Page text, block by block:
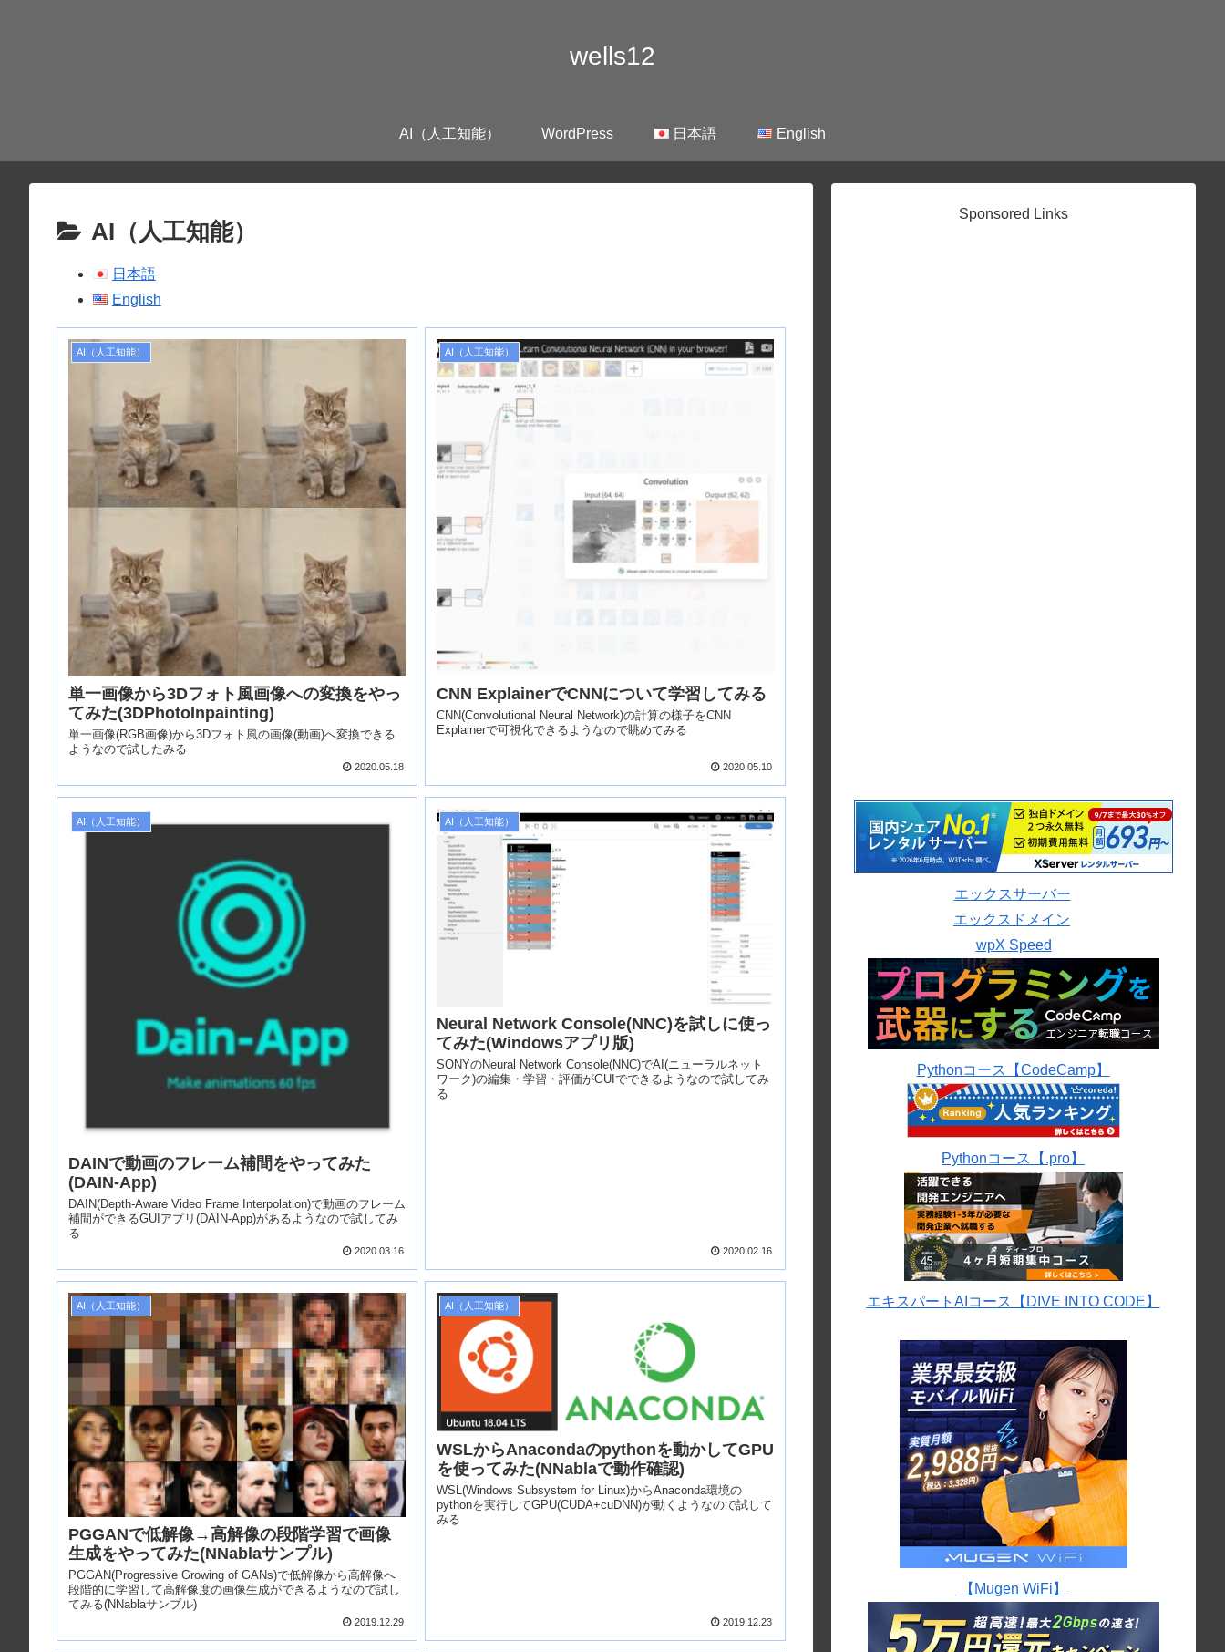
wells12
AI（人工知能） WordPress 日本語 English
AI（人工知能）
日本語
English
AI（人工知能）
単一画像から3Dフォト風画像への変換をやっ
てみた(3DPhotoInpainting)
単一画像(RGB画像)から3Dフォト風の画像(動画)へ変換できる
ようなので試したみる
2020.05.18
AI（人工知能）
CNN ExplainerでCNNについて学習してみる
CNN(Convolutional Neural Network)の計算の様子をCNN
Explainerで可視化できるようなので眺めてみる
2020.05.10
AI（人工知能）
DAINで動画のフレーム補間をやってみた
(DAIN-App)
DAIN(Depth-Aware Video Frame Interpolation)で動画のフレーム
補間ができるGUIアプリ(DAIN-App)があるようなので試してみ
る
2020.03.16
AI（人工知能）
Neural Network Console(NNC)を試しに使っ
てみた(Windowsアプリ版)
SONYのNeural Network Console(NNC)でAI(ニューラルネット
ワーク)の編集・学習・評価がGUIでできるようなので試してみ
る
2020.02.16
AI（人工知能）
PGGANで低解像→高解像の段階学習で画像
生成をやってみた(NNablaサンプル)
PGGAN(Progressive Growing of GANs)で低解像から高解像へ
段階的に学習して高解像度の画像生成ができるようなので試し
てみる(NNablaサンプル)
2019.12.29
AI（人工知能）
WSLからAnacondaのpythonを動かしてGPU
を使ってみた(NNablaで動作確認)
WSL(Windows Subsystem for Linux)からAnaconda環境の
pythonを実行してGPU(CUDA+cuDNN)が動くようなので試して
みる
2019.12.23
Sponsored Links
エックスサーバー
エックスドメイン
wpX Speed
Pythonコース【CodeCamp】
Pythonコース【.pro】
エキスパートAIコース【DIVE INTO CODE】
【Mugen WiFi】